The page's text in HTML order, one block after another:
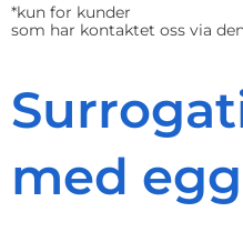
*kun for kunder
som har kontaktet oss via
med